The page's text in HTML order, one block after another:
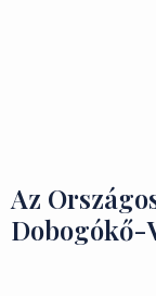
Az
Dobogókő-